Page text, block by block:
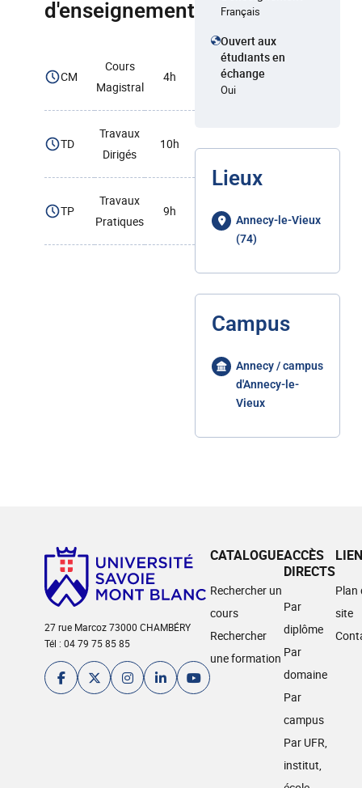
d'enseignement
CM
Cours
Magistral
4h
TD
Travaux
Dirigés
10h
TP
Travaux
Pratiques
9h
Français
Ouvert aux
étudiants en
échange
Oui
Lieux
Annecy-le-Vieux
(74)
Campus
Annecy / campus
d'Annecy-le-
Vieux
27 rue Marcoz 73000 CHAMBÉRY
Tél : 04 79 75 85 85
CATALOGUE
Rechercher un
cours
Rechercher
une formation
ACCÈS
DIRECTS
Par
diplôme
Par
domaine
Par
campus
Par UFR,
institut,
Plan
site